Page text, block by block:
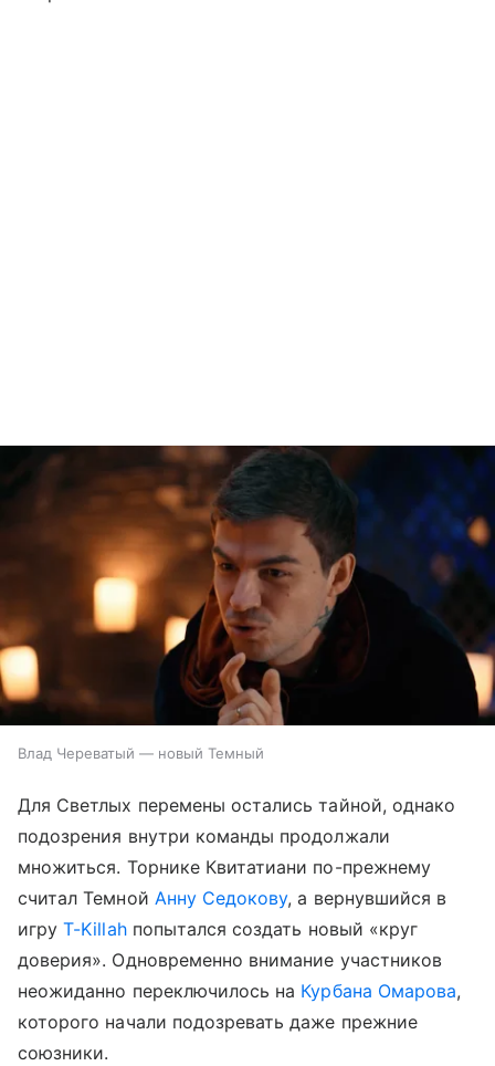
Влад Череватый — новый Темный
Для Светлых перемены остались тайной, однако
подозрения внутри команды продолжали
множиться. Торнике Квитатиани по-прежнему
считал Темной Анну Седокову, а вернувшийся в
игруT-Killahпопытался создать новый «круг
доверия». Одновременно внимание участников
неожиданно переключилось на Курбана Омарова,
которого начали подозревать даже прежние
союзники.